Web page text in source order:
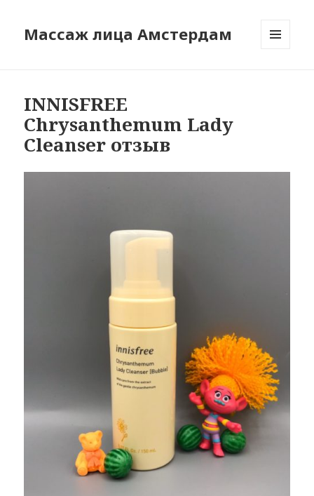
Массаж лица Амстердам
INNISFREE
Chrysanthemum Lady
Cleanser отзыв